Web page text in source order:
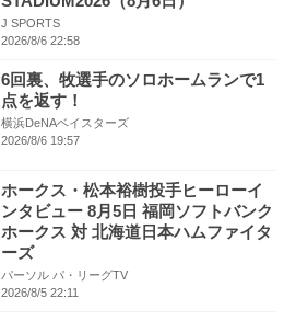
J SPORTS
2026/8/6 22:58
6回裏、牧選手のソロホームランで1
点を返す！
横浜DeNAベイスターズ
2026/8/6 19:57
ホークス・松本裕樹投手ヒーローイ
ンタビュー 8月5日 福岡ソフトバンク
ホークス 対 北海道日本ハムファイタ
ーズ
パーソル パ・リーグTV
2026/8/5 22:11